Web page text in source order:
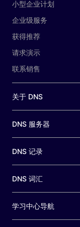
小型企业计划
企业级服务
获得推荐
请求演示
联系销售
关于 DNS
DNS 服务器
DNS 记录
DNS 词汇
学习中心导航